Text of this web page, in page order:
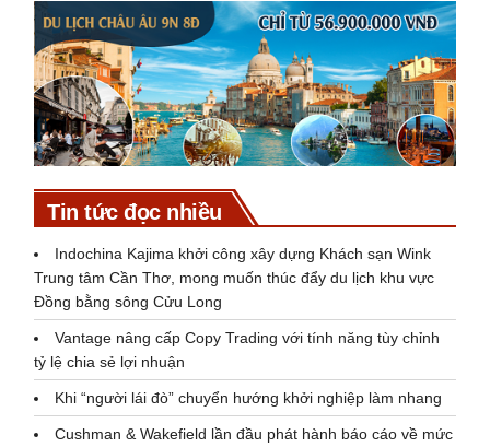
Tin tức đọc nhiều
Indochina Kajima khởi công xây dựng Khách sạn Wink
Trung tâm Cần Thơ, mong muốn thúc đẩy du lịch khu vực
Đồng bằng sông Cửu Long
Vantage nâng cấp Copy Trading với tính năng tùy chỉnh
tỷ lệ chia sẻ lợi nhuận
Khi “người lái đò” chuyển hướng khởi nghiệp làm nhang
Cushman & Wakefield lần đầu phát hành báo cáo về mức